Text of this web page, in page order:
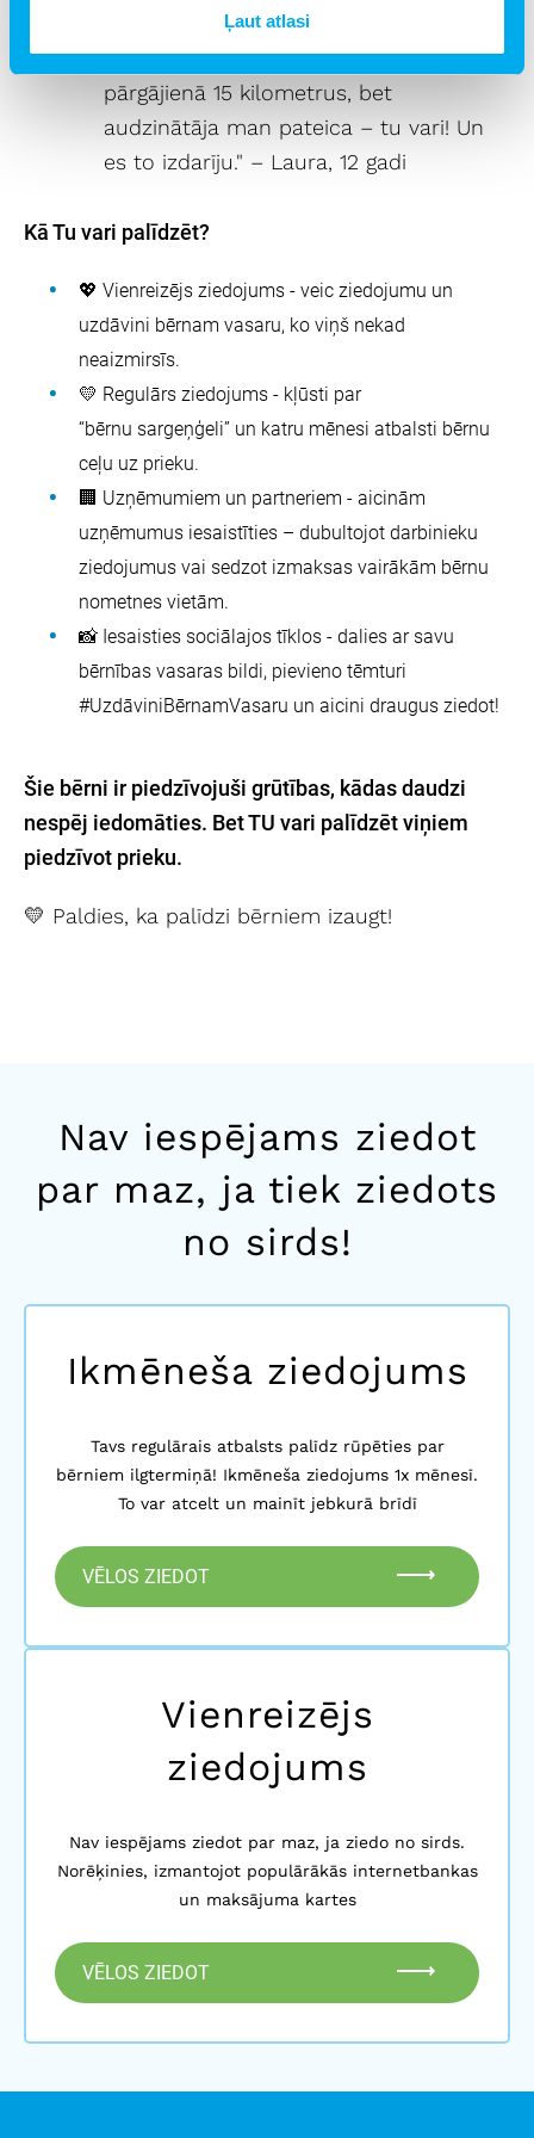
Ļaut atlasi
💬 "Es neticējusi, ka varētu noiet
pārgājienā 15 kilometrus, bet
audzinātāja man pateica – tu vari! Un
es to izdarīju." – Laura, 12 gadi
Kā Tu vari palīdzēt?
💖 Vienreizējs ziedojums - veic ziedojumu un
uzdāvini bērnam vasaru, ko viņš nekad
neaizmirsīs.
💛 Regulārs ziedojums - kļūsti par
“bērnu sargeņģeli” un katru mēnesi atbalsti bērnu
ceļu uz prieku.
🏢 Uzņēmumiem un partneriem - aicinām
uzņēmumus iesaistīties – dubultojot darbinieku
ziedojumus vai sedzot izmaksas vairākām bērnu
nometnes vietām.
📸 Iesaisties sociālajos tīklos - dalies ar savu
bērnības vasaras bildi, pievieno tēmturi
#UzdāviniBērnamVasaru un aicini draugus ziedot!
Šie bērni ir piedzīvojuši grūtības, kādas daudzi
nespēj iedomāties. Bet TU vari palīdzēt viņiem
piedzīvot prieku.
💛 Paldies, ka palīdzi bērniem izaugt!
Nav iespējams ziedot
par maz, ja tiek ziedots
no sirds!
Ikmēneša ziedojums
Tavs regulārais atbalsts palīdz rūpēties par
bērniem ilgtermiņā! Ikmēneša ziedojums 1x mēnesī.
To var atcelt un mainīt jebkurā brīdī
VĒLOS ZIEDOT
Vienreizējs
ziedojums
Nav iespējams ziedot par maz, ja ziedo no sirds.
Norēķinies, izmantojot populārākās internetbankas
un maksājuma kartes
VĒLOS ZIEDOT